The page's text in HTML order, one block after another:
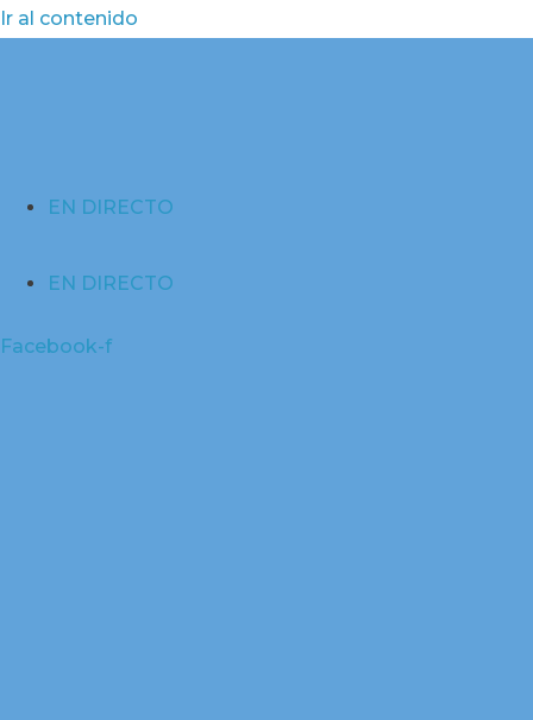
Ir al contenido
EN DIRECTO
EN DIRECTO
Facebook-f